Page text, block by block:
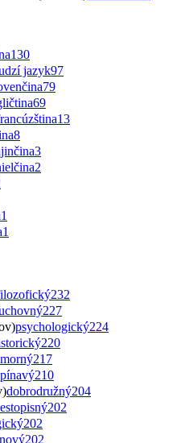
130
jazyk97
79
69
13
8
3
2
1
1
232
227
psychologický224
220
217
210
dobrodružný204
202
202
202